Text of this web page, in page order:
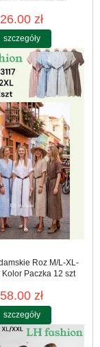
26.00 zł
szczegóły
Roz M/L-XL-
Kolor Paczka 12 szt
58.00 zł
szczegóły